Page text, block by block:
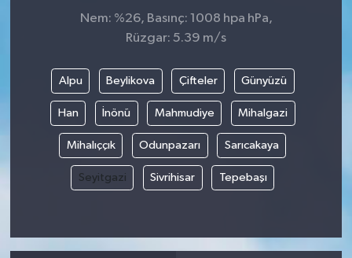
Nem: %26, Basınç: 1008 hpa hPa,
Rüzgar: 5.39 m/s
Alpu Beylikova Çifteler Günyüzü
Han İnönü Mahmudiye Mihalgazi
Mihalıççık Odunpazarı Sarıcakaya
Seyitgazi Sivrihisar Tepebaşı